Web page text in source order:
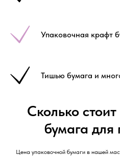
Упаковочная крафт
Тишью бумага и
Сколько
бумага для
Цена упаковочной бумаги в нашей